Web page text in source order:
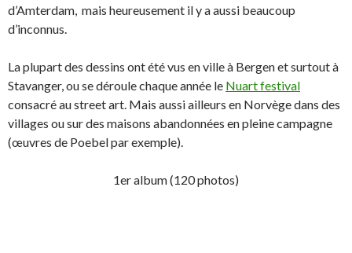
d’Amterdam, mais heureusement il y a aussi beaucoup
d’inconnus.
La plupart des dessins ont été vus en ville à Bergen et surtout à
Stavanger, ou se déroule chaque année le Nuart festival
consacré au street art. Mais aussi ailleurs en Norvège dans des
villages ou sur des maisons abandonnées en pleine campagne
(œuvres de Poebel par exemple).
1er album (120 photos)